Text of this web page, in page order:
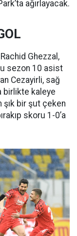
ağırlayacak.
Ghezzal,
sezon 10 asist
Cezayirli, sağ
birlikte kaleye
şık bir şut çeken
skoru 1-0’a